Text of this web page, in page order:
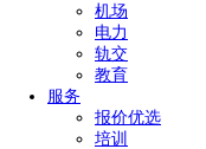
机场
电力
轨交
教育
服务
报价优选
培训